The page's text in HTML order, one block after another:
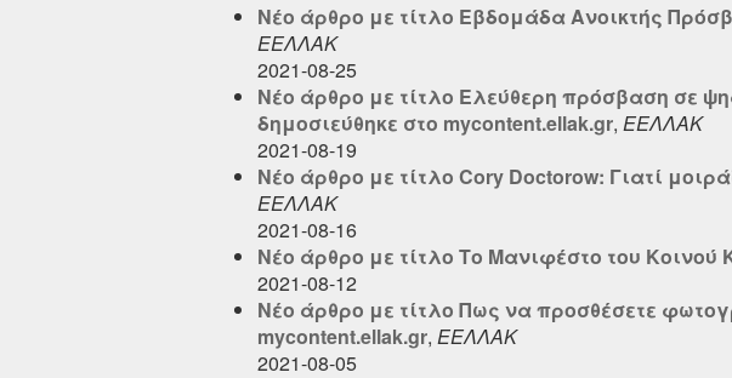
Νέο άρθρο με τίτλο Εβδομάδα Ανοικτής
ΕΕΛΛΑΚ
2021-08-25
Νέο άρθρο με τίτλο Ελεύθερη πρόσβαση σε
δημοσιεύθηκε στο mycontent.ellak.gr, ΕΕΛΛΑΚ
2021-08-19
Νέο άρθρο με τίτλο Cory Doctorow: Γιατί
ΕΕΛΛΑΚ
2021-08-16
Νέο άρθρο με τίτλο Το Μανιφέστο του Κοινού
2021-08-12
Νέο άρθρο με τίτλο Πως να προσθέσετε
mycontent.ellak.gr, ΕΕΛΛΑΚ
2021-08-05